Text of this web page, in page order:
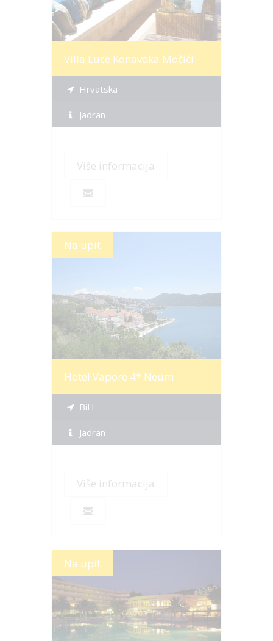
Villa Luce Konavoka Močići
Hrvatska
Jadran
Više informacija
Na upit
Više informacija
Hotel Vapore 4* Neum
BiH
Jadran
Više informacija
Na upit
Više informacija